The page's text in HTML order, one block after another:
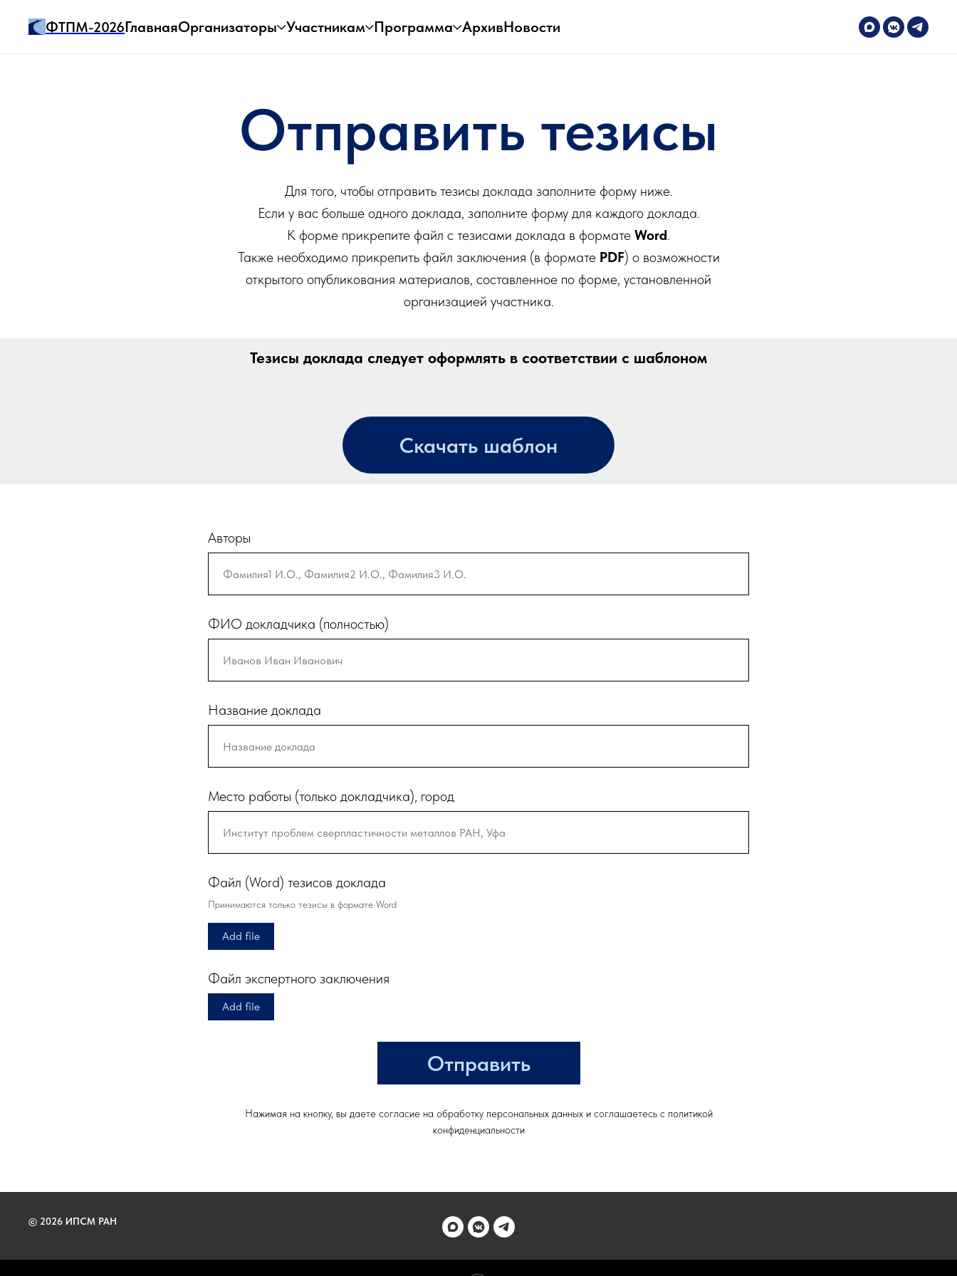
ФТПМ-2026ГлавнаяОрганизаторы Участникам Программа АрхивНовости
Отправить тезисы
Для того, чтобы отправить тезисы доклада заполните форму ниже.
Если у вас больше одного доклада, заполните форму для каждого доклада.
К форме прикрепите файл с тезисами доклада в формате Word.
Также необходимо прикрепить файл заключения (в формате PDF) о возможности
открытого опубликования материалов, составленное по форме, установленной
организацией участника.
Тезисы доклада следует оформлять в соответствии с шаблоном
Скачать шаблон
Авторы
ФИО докладчика (полностью)
Название доклада
Место работы (только докладчика), город
Файл (Word) тезисов доклада
Принимаются только тезисы в формате Word
Add file
Файл экспертного заключения
Add file
Отправить
Нажимая на кнопку, вы даете согласие на обработку персональных данных и соглашаетесь c политикой
конфиденциальности
© 2026 ИПСМ РАН